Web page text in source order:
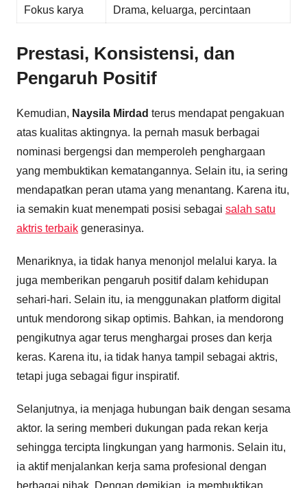
Fokus karya Drama, keluarga, percintaan
Prestasi, Konsistensi, dan
Pengaruh Positif
Kemudian, Naysila Mirdad terus mendapat pengakuan
atas kualitas aktingnya. Ia pernah masuk berbagai
nominasi bergengsi dan memperoleh penghargaan
yang membuktikan kematangannya. Selain itu, ia sering
mendapatkan peran utama yang menantang. Karena itu,
ia semakin kuat menempati posisi sebagai salah satu
aktris terbaik generasinya.
Menariknya, ia tidak hanya menonjol melalui karya. Ia
juga memberikan pengaruh positif dalam kehidupan
sehari-hari. Selain itu, ia menggunakan platform digital
untuk mendorong sikap optimis. Bahkan, ia mendorong
pengikutnya agar terus menghargai proses dan kerja
keras. Karena itu, ia tidak hanya tampil sebagai aktris,
tetapi juga sebagai figur inspiratif.
Selanjutnya, ia menjaga hubungan baik dengan sesama
aktor. Ia sering memberi dukungan pada rekan kerja
sehingga tercipta lingkungan yang harmonis. Selain itu,
ia aktif menjalankan kerja sama profesional dengan
berbagai pihak. Dengan demikian, ia membuktikan